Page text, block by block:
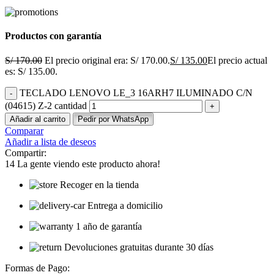
Productos con garantía
S/170.00 El precio original era: S/ 170.00.S/135.00El precio actual
es: S/ 135.00.
TECLADO LENOVO LE_3 16ARH7 ILUMINADO C/N
(04615) Z-2 cantidad
Añadir al carrito Pedir por WhatsApp
Comparar
Añadir a lista de deseos
Compartir:
14 La gente viendo este producto ahora!
Recoger en la tienda
Entrega a domicilio
1 año de garantía
Devoluciones gratuitas durante 30 días
Formas de Pago: